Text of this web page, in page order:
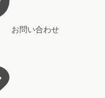
お問い合わせ